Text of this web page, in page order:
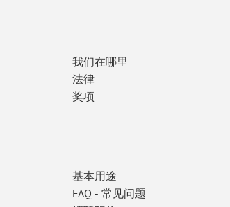
我们在哪里
法律
奖项
基本用途
FAQ - 常见问题